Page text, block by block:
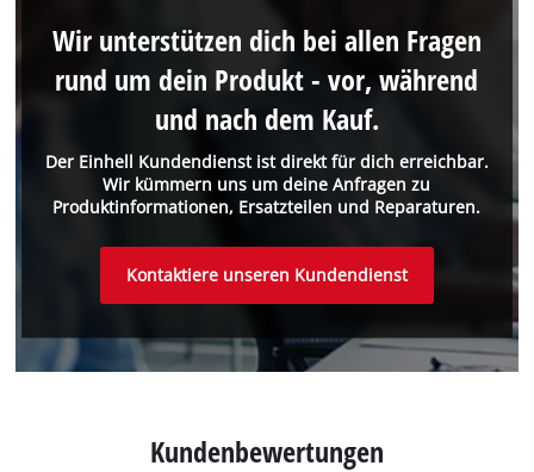
Der Einhell Kundendienst ist direkt für dich erreichbar.
Wir kümmern uns um deine Anfragen zu
Produktinformationen, Ersatzteilen und Reparaturen.
Wir unterstützen dich bei allen Fragen
rund um dein Produkt - vor, während
und nach dem Kauf.
Kontaktiere unseren Kundendienst
Kundenbewertungen